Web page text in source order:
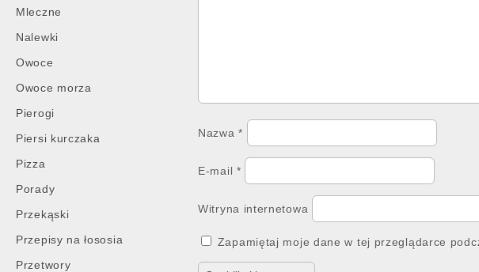
Mleczne
Nalewki
Owoce
Owoce morza
Pierogi
Piersi kurczaka
Pizza
Porady
Przekąski
Przepisy na łososia
Przetwory
Nazwa*
E-mail *
Witryna internetowa
Zapamiętaj moje dane w tej przeglądarce